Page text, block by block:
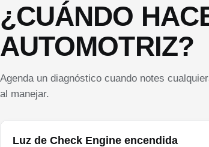
¿CUÁNDO
AUTOMOTRIZ?
Agenda un diagnóstico cuando notes
al manejar.
Luz de Check Engine encendida